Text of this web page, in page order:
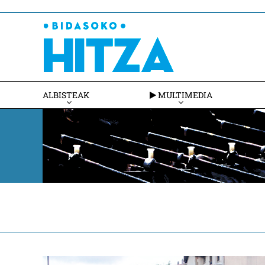
ALBISTEAK MULTIMEDIA